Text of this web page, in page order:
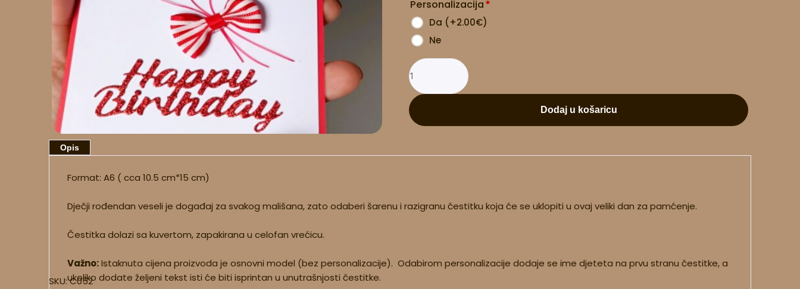
Personalizacija*
Da (+2.00€)
Ne
količina
Dodaj u košaricu
Opis
Format: A6 ( cca 10.5 cm*15 cm)
Dječji rođendan veseli je događaj za svakog mališana, zato odaberi šarenu i razigranu čestitku koja će se uklopiti u ovaj veliki dan za pamćenje.
Čestitka dolazi sa kuvertom, zapakirana u celofan vrećicu.
Važno:Istaknuta cijena proizvoda je osnovni model (bez personalizacije). Odabirom personalizacije dodaje se ime djeteta na prvu stranu čestitke, a
ukoliko dodate željeni tekst isti će biti isprintan u unutrašnjosti čestitke.
SKU:C052